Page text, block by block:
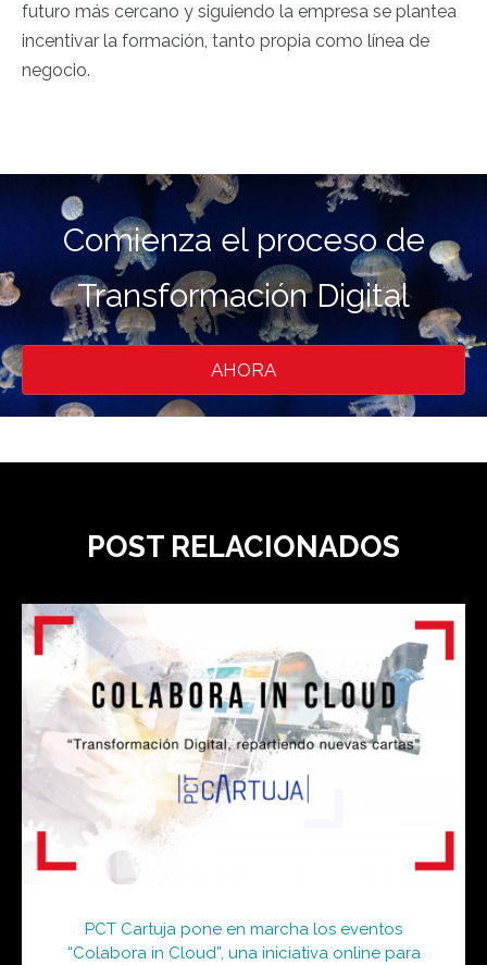
futuro más cercano y siguiendo la empresa se plantea
incentivar la formación, tanto propia como línea de
negocio.
Comienza el proceso de
Transformación Digital
AHORA
POST RELACIONADOS
PCT Cartuja pone en marcha los eventos
“Colabora in Cloud”, una iniciativa online para